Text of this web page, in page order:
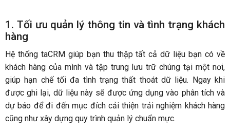
1. Tối ưu quản lý thông tin và tình trạng khách
hàng
Hệ thống taCRM giúp bạn thu thập tất cả dữ liệu bạn có về
khách hàng của mình và tập trung lưu trữ chúng tại một nơi,
giúp hạn chế tối đa tình trạng thất thoát dữ liệu. Ngay khi
được ghi lại, dữ liệu này sẽ được ứng dụng vào phân tích và
dự báo để đi đến mục đích cải thiện trải nghiệm khách hàng
cũng như xây dựng quy trình quản lý chuẩn mực.